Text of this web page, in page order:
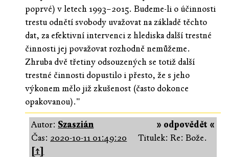
poprvé) v letech 1993–2015. Budeme-li o účinnosti
trestu odnětí svobody uvažovat na základě těchto
dat, za efektivní intervenci z hlediska další trestné
činnosti jej považovat rozhodně nemůžeme.
Zhruba dvě třetiny odsouzených se totiž další
trestné činnosti dopustilo i přesto, že s jeho
výkonem mělo již zkušenost (často dokonce
opakovanou)."
» odpovědět «
Autor: Szaszián
Čas: 2020-10-11 01:49:20
Titulek: Re: Bože.
[↑]